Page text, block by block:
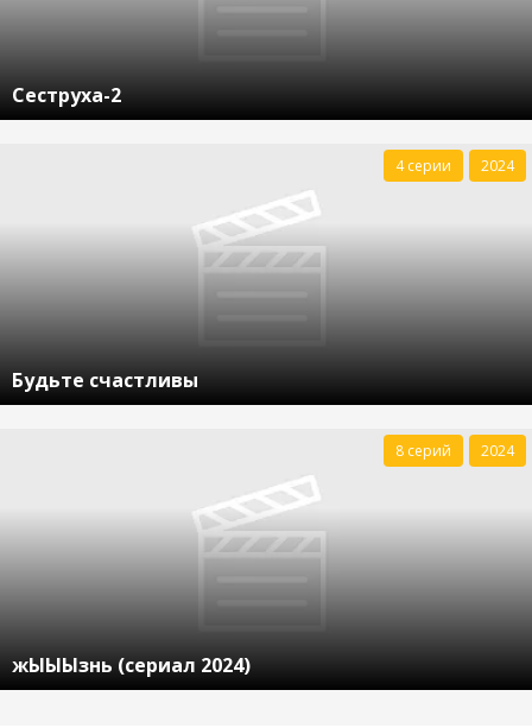
Сеструха-2
Будьте счастливы
4 серии 2024
жЫЫЫзнь (сериал 2024)
8 серий 2024